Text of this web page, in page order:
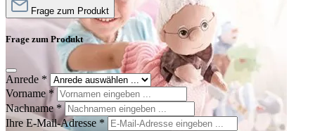
Frage zum Produkt
Frage zum Produkt
Anrede *
Vorname*
Nachname*
Ihre E-Mail-Adresse *